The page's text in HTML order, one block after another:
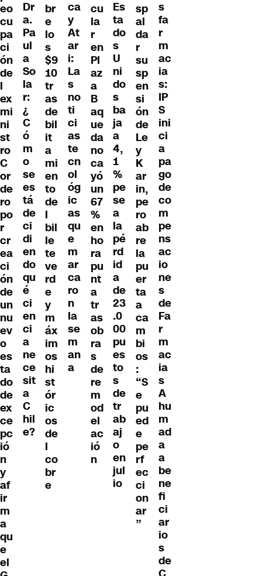
eo
cu
pa
ci
ón
de
l
ex
mi
ni
st
ro
C
or
de
ro
po
r
cr
ea
ci
ón
de
un
nu
ev
o
es
ta
do
de
ex
ce
pc
ió
n
y
af
ir
m
a
qu
e
el
Dr
a.
Pa
ul
a
So
la
r:
¿
C
ó
m
o
se
es
tá
de
ci
di
en
do
qu
é
ci
en
ci
a
ne
ce
sit
a
C
hil
e?
br
e
lo
s
$9
10
tr
as
de
bil
it
a
mi
en
to
de
l
bil
le
te
ve
rd
e
y
m
áx
im
os
hi
st
ór
ic
os
de
l
co
br
e
ca
y
At
ar
i:
La
s
no
ti
ci
as
te
cn
ol
óg
ic
as
qu
e
m
ar
ca
ro
n
la
se
m
an
a
cu
la
r
en
Pl
az
a
B
aq
ue
da
no
ca
yó
un
67
%
en
ho
ra
pu
nt
a
tr
as
ob
ra
s
de
re
m
od
el
ac
ió
n
Es
ta
do
s
U
ni
do
s
ba
ja
a
4,
1
%
pe
se
a
la
pé
rd
id
a
de
23
.0
00
pu
es
to
s
de
tr
ab
aj
o
en
jul
io
sp
al
da
r
su
sp
en
si
ón
de
Le
y
K
ar
in,
pe
ro
ab
re
la
pu
er
ta
a
ca
m
bi
os
:
“S
e
pu
ed
e
pe
rf
ec
ci
on
ar
”
s
fa
r
m
ac
ia
s:
IP
S
ini
ci
a
pa
go
de
co
m
pe
ns
ac
io
ne
s
de
Fa
r
m
ac
ia
s
A
hu
m
ad
a
a
be
ne
fi
ci
ar
io
s
de